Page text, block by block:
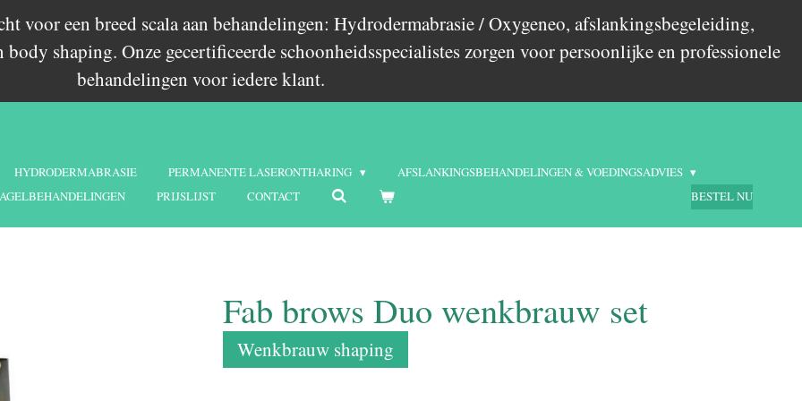
voor een breed scala aan behandelingen: Hydrodermabrasie / Oxygeneo, afslankingsbegeleiding,
shaping. Onze gecertificeerde schoonheidsspecialistes zorgen voor persoonlijke en professionele
behandelingen voor iedere klant.
HYDRODERMABRASIE PERMANENTE LASERONTHARING
AFSLANKINGSBEHANDELINGEN & VOEDINGSADVIES
PRIJSLIJST CONTACT BESTEL NU
Fab brows Duo wenkbrauw set
Wenkbrauw shaping